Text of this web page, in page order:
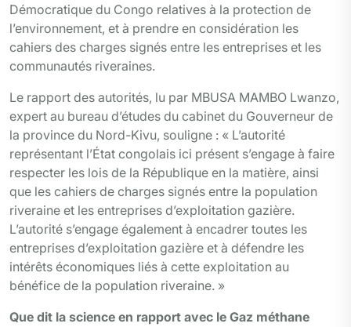
Démocratique du Congo relatives à la protection de
l’environnement, et à prendre en considération les
cahiers des charges signés entre les entreprises et les
communautés riveraines.
Le rapport des autorités, lu par MBUSA MAMBO Lwanzo,
expert au bureau d’études du cabinet du Gouverneur de
la province du Nord-Kivu, souligne : « L’autorité
représentant l’État congolais ici présent s’engage à faire
respecter les lois de la République en la matière, ainsi
que les cahiers de charges signés entre la population
riveraine et les entreprises d’exploitation gazière.
L’autorité s’engage également à encadrer toutes les
entreprises d’exploitation gazière et à défendre les
intérêts économiques liés à cette exploitation au
bénéfice de la population riveraine. »
Que dit la science en rapport avec le Gaz méthane